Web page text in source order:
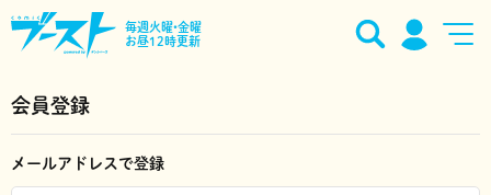
毎週火曜•金曜
お昼12時更新
会員登録
メールアドレスで登録